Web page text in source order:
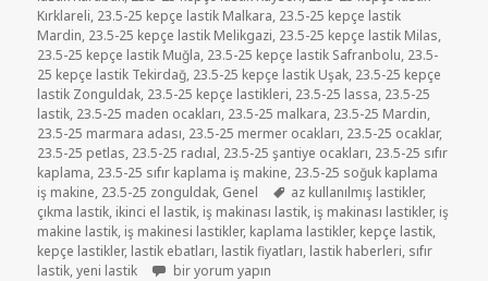
Kırklareli, 23.5-25 kepçe lastik Malkara, 23.5-25 kepçe lastik
Mardin, 23.5-25 kepçe lastik Melikgazi, 23.5-25 kepçe lastik Milas,
23.5-25 kepçe lastik Muğla, 23.5-25 kepçe lastik Safranbolu, 23.5-
25 kepçe lastik Tekirdağ, 23.5-25 kepçe lastik Uşak, 23.5-25 kepçe
lastik Zonguldak, 23.5-25 kepçe lastikleri, 23.5-25 lassa, 23.5-25
lastik, 23.5-25 maden ocakları, 23.5-25 malkara, 23.5-25 Mardin,
23.5-25 marmara adası, 23.5-25 mermer ocakları, 23.5-25 ocaklar,
23.5-25 petlas, 23.5-25 radıal, 23.5-25 şantiye ocakları, 23.5-25 sıfır
kaplama, 23.5-25 sıfır kaplama iş makine, 23.5-25 soğuk kaplama
iş makine, 23.5-25 zonguldak, Genel Etiketler
az kullanılmış lastikler,
çıkma lastik, ikinci el lastik, iş makinası lastik, iş makinası lastikler, iş
makine lastik, iş makinesi lastikler, kaplama lastikler, kepçe lastik,
kepçe lastikler, lastik ebatları, lastik fiyatları, lastik haberleri, sıfır
lastik,yeni lastik 23-5-25 iş makinası lastikler için
bir yorum yapın